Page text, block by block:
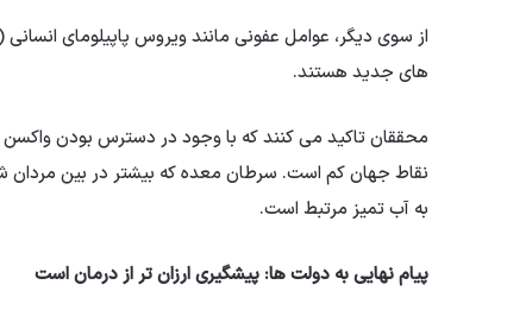
های جدید هستند.
نقاط جهان کم است. سرطان معده که بیشتر در بین
به آب تمیز مرتبط است.
پیام نهایی به دولت ها: پیشگیری ارزان تر از درمان است